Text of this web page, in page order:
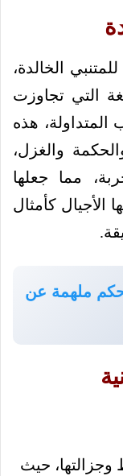
الخالدة،
التي تجاوزت
هذه
والغزل،
مما جعلها
الأجيال كأمثال
حكم ملهمة عن
وجزالتها، حيث